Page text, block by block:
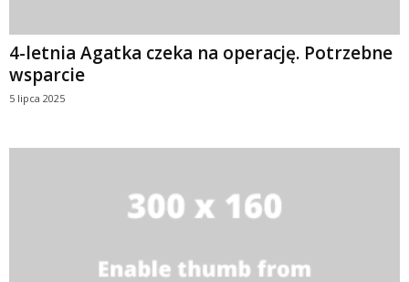
4-letnia Agatka czeka na operację. Potrzebne
wsparcie
5 lipca 2025